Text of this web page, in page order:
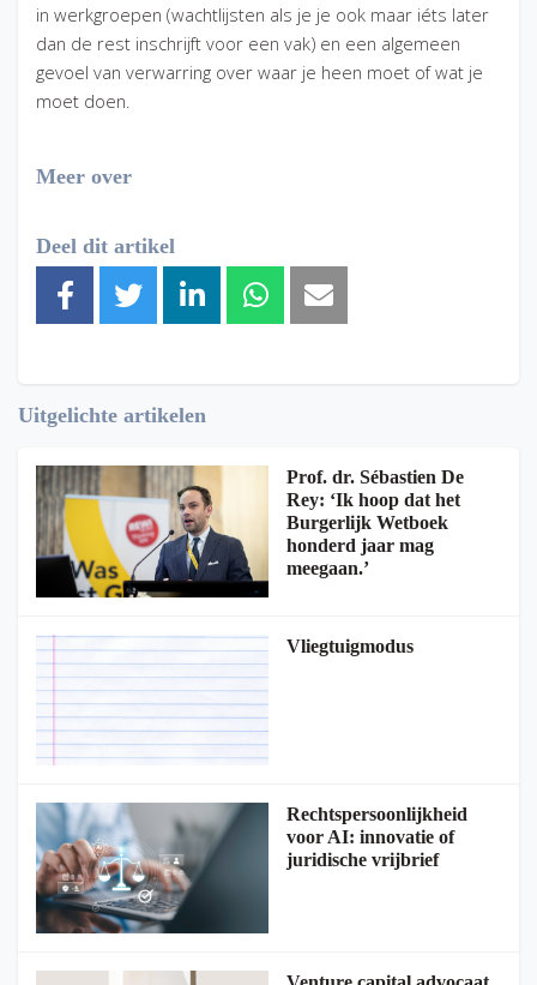
in werkgroepen (wachtlijsten als je je ook maar iéts later
dan de rest inschrijft voor een vak) en een algemeen
gevoel van verwarring over waar je heen moet of wat je
moet doen.
Meer over
Deel dit artikel
Uitgelichte artikelen
Prof. dr. Sébastien De
Rey: ‘Ik hoop dat het
Burgerlijk Wetboek
honderd jaar mag
meegaan.’
Vliegtuigmodus
Rechtspersoonlijkheid
voor AI: innovatie of
juridische vrijbrief